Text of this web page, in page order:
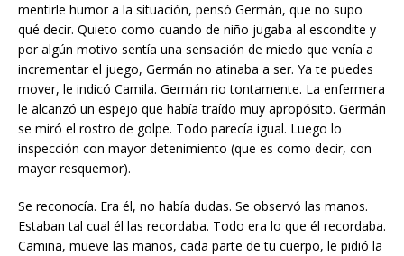
mentirle humor a la situación, pensó Germán, que no supo
qué decir. Quieto como cuando de niño jugaba al escondite y
por algún motivo sentía una sensación de miedo que venía a
incrementar el juego, Germán no atinaba a ser. Ya te puedes
mover, le indicó Camila. Germán rio tontamente. La enfermera
le alcanzó un espejo que había traído muy apropósito. Germán
se miró el rostro de golpe. Todo parecía igual. Luego lo
inspección con mayor detenimiento (que es como decir, con
mayor resquemor).
Se reconocía. Era él, no había dudas. Se observó las manos.
Estaban tal cual él las recordaba. Todo era lo que él recordaba.
Camina, mueve las manos, cada parte de tu cuerpo, le pidió la